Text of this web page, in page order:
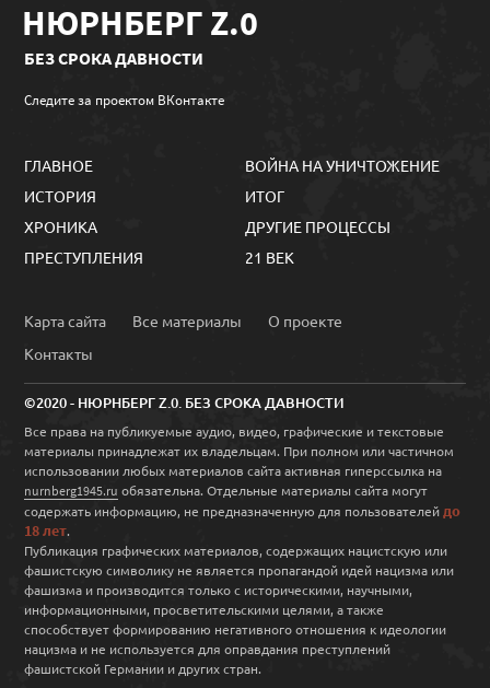
НЮРНБЕРГ Z.0
БЕЗ СРОКА ДАВНОСТИ
Следите за проектом ВКонтакте
ГЛАВНОЕ
ИСТОРИЯ
ХРОНИКА
ПРЕСТУПЛЕНИЯ
ВОЙНА НА УНИЧТОЖЕНИЕ
ИТОГ
ДРУГИЕ ПРОЦЕССЫ
21 ВЕК
Карта сайта Все материалы
О проекте
Контакты
©2020 - НЮРНБЕРГ Z.0. БЕЗ СРОКА ДАВНОСТИ
Все права на публикуемые аудио, видео, графические и текстовые
материалы принадлежат их владельцам. При полном или частичном
использовании любых материалов сайта активная гиперссылка на
nurnberg1945.ru обязательна. Отдельные материалы сайта могут
содержать информацию, не предназначенную для пользователей до
18 лет.
Публикация графических материалов, содержащих нацистскую или
фашистскую символику не является пропагандой идей нацизма или
фашизма и производится только с историческими, научными,
информационными, просветительскими целями, а также
способствует формированию негативного отношения к идеологии
нацизма и не используется для оправдания преступлений
фашистской Германии и других стран.